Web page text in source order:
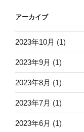
アーカイブ
2023年10月 (1)
2023年9月 (1)
2023年8月 (1)
2023年7月 (1)
2023年6月 (1)